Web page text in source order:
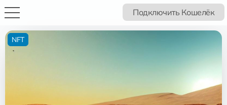
Подключить Кошелёк
NFT